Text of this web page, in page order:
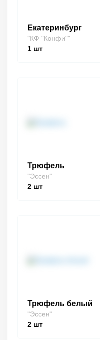
Екатеринбург
"КФ "Конфи""
1 шт
Трюфель
"Эссен"
2 шт
Трюфель белый
"Эссен"
2 шт